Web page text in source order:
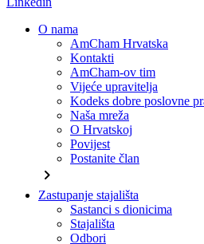
O nama
AmCham Hrvatska
Kontakti
AmCham-ov tim
Vijeće upravitelja
Kodeks dobre poslovne
Naša mreža
O Hrvatskoj
Povijest
Postanite član
chevron_right
Zastupanje stajališta
Sastanci s dionicima
Stajališta
Odbori